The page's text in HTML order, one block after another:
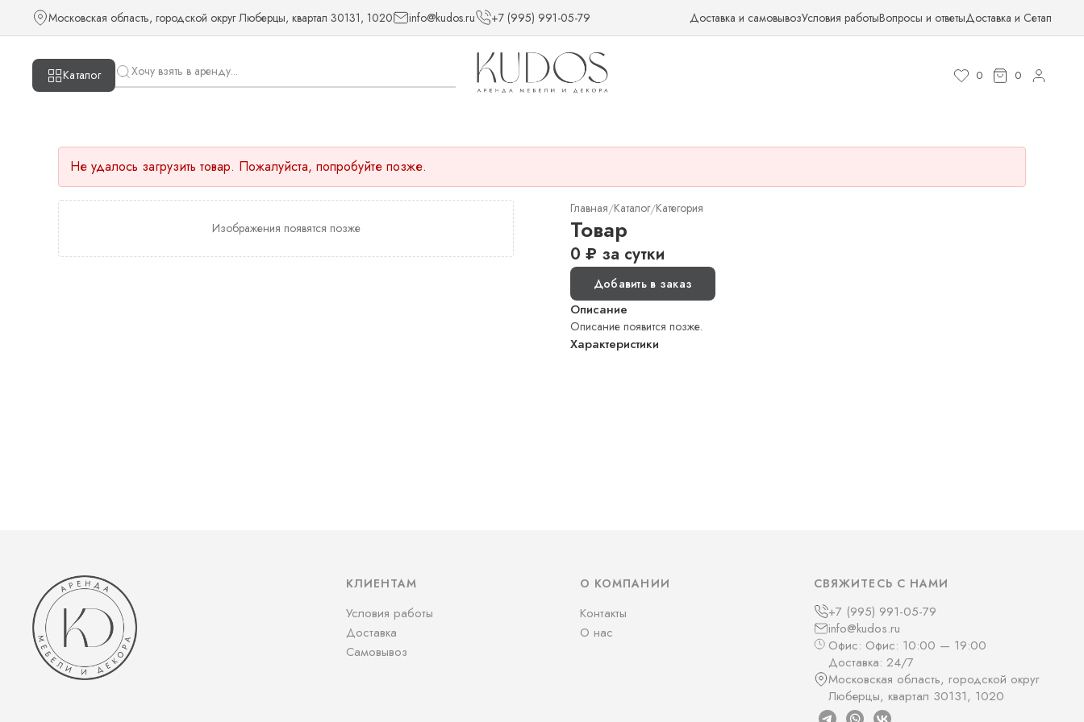
Московская область, городской округ Люберцы, квартал 30131, 1020 info@kudos.ru +7 (995) 991-05-79 Доставка и самовывозУсловия работыВопросы и ответыДоставка и Сетап
Каталог 0 0
Не удалось загрузить товар. Пожалуйста, попробуйте позже.
Изображения появятся позже
Главная/Каталог/Категория
Товар
0 ₽ за сутки
Добавить в заказ
Описание
Описание появится позже.
Характеристики
КЛИЕНТАМ
Условия работы
Доставка
Самовывоз
О КОМПАНИИ
Контакты
О нас
СВЯЖИТЕСЬ С НАМИ
+7 (995) 991-05-79
info@kudos.ru
Офис: Офис: 10:00 — 19:00
Доставка: 24/7
Московская область, городской округ
Люберцы, квартал 30131, 1020